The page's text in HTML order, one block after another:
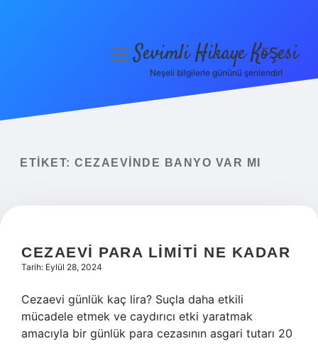
Yasal Uyarı
menüyüSevimli Hikaye Köşesi
Neşeli bilgilerle gününü şenlendir!
ETIKET: CEZAEVINDE BANYO VAR MI
CEZAEVI PARA LIMITI NE KADAR
Tarih: Eylül 28, 2024
Cezaevi günlük kaç lira? Suçla daha etkili
mücadele etmek ve caydırıcı etki yaratmak
amacıyla bir günlük para cezasının asgari tutarı 20